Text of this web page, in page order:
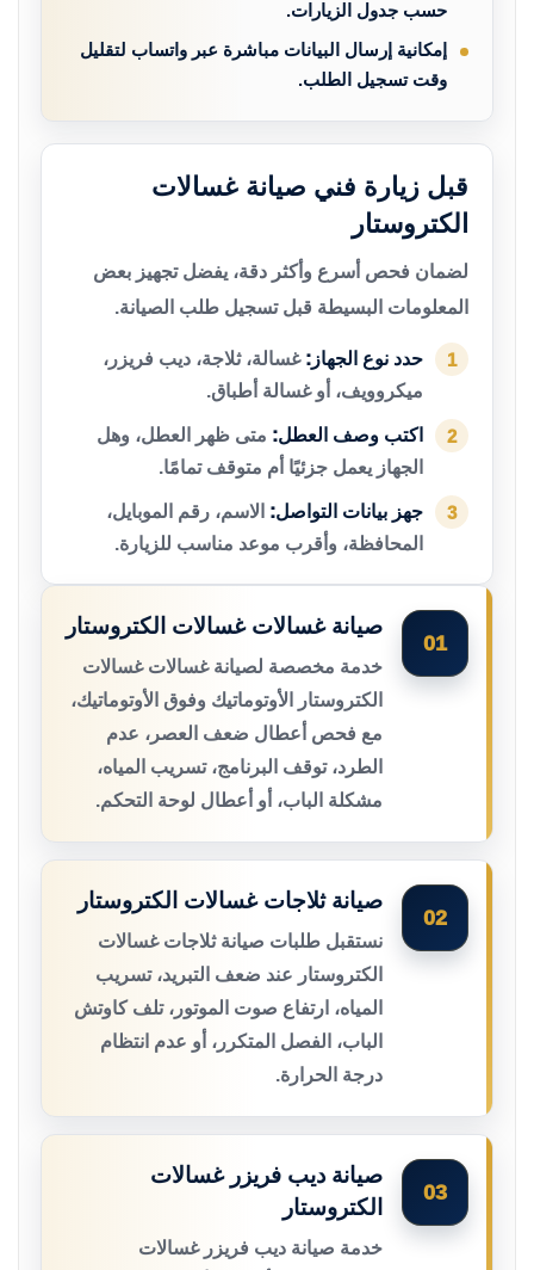
حسب جدول الزيارات.
إمكانية إرسال البيانات مباشرة عبر واتساب لتقليل
وقت تسجيل الطلب.
قبل زيارة فني صيانة غسالات
الكتروستار
لضمان فحص أسرع وأكثر دقة، يفضل تجهيز بعض
المعلومات البسيطة قبل تسجيل طلب الصيانة.
1 حدد نوع الجهاز: غسالة، ثلاجة، ديب فريزر،
ميكروويف، أو غسالة أطباق.
2 اكتب وصف العطل: متى ظهر العطل، وهل
الجهاز يعمل جزئيًا أم متوقف تمامًا.
3 جهز بيانات التواصل: الاسم، رقم الموبايل،
المحافظة، وأقرب موعد مناسب للزيارة.
01
صيانة غسالات غسالات الكتروستار
خدمة مخصصة لصيانة غسالات غسالات
الكتروستار الأوتوماتيك وفوق الأوتوماتيك،
مع فحص أعطال ضعف العصر، عدم
الطرد، توقف البرنامج، تسريب المياه،
مشكلة الباب، أو أعطال لوحة التحكم.
02
صيانة ثلاجات غسالات الكتروستار
نستقبل طلبات صيانة ثلاجات غسالات
الكتروستار عند ضعف التبريد، تسريب
المياه، ارتفاع صوت الموتور، تلف كاوتش
الباب، الفصل المتكرر، أو عدم انتظام
درجة الحرارة.
03
صيانة ديب فريزر غسالات
الكتروستار
خدمة صيانة ديب فريزر غسالات